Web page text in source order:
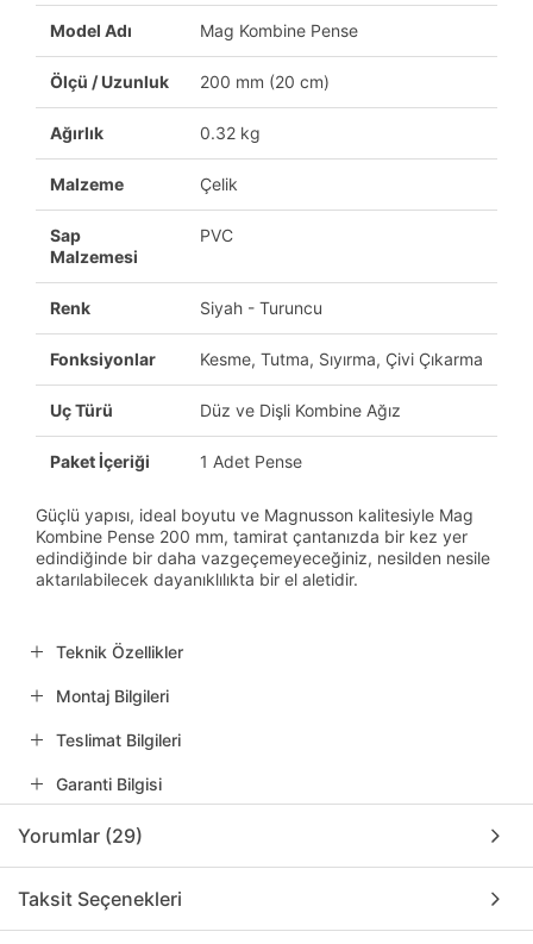
Model Adı Mag Kombine Pense
Ölçü / Uzunluk 200 mm (20 cm)
Ağırlık 0.32 kg
Malzeme Çelik
Sap
Malzemesi
PVC
Renk Siyah - Turuncu
Fonksiyonlar Kesme, Tutma, Sıyırma, Çivi Çıkarma
Uç Türü Düz ve Dişli Kombine Ağız
Paket İçeriği 1 Adet Pense
Güçlü yapısı, ideal boyutu ve Magnusson kalitesiyle Mag
Kombine Pense 200 mm, tamirat çantanızda bir kez yer
edindiğinde bir daha vazgeçemeyeceğiniz, nesilden nesile
aktarılabilecek dayanıklılıkta bir el aletidir.
Teknik Özellikler
Montaj Bilgileri
Teslimat Bilgileri
Garanti Bilgisi
Yorumlar (29)
Taksit Seçenekleri